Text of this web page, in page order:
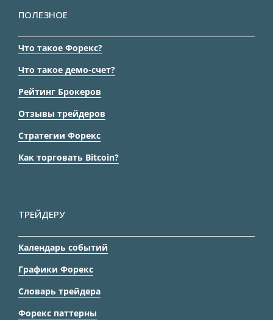
ПОЛЕЗНОЕ
Что такое Форекс?
Что такое демо-счет?
Рейтинг Брокеров
Отзывы трейдеров
Стратегии Форекс
Как торговать Bitcoin?
ТРЕЙДЕРУ
Календарь событий
Графики Форекс
Словарь трейдера
Форекс паттерны